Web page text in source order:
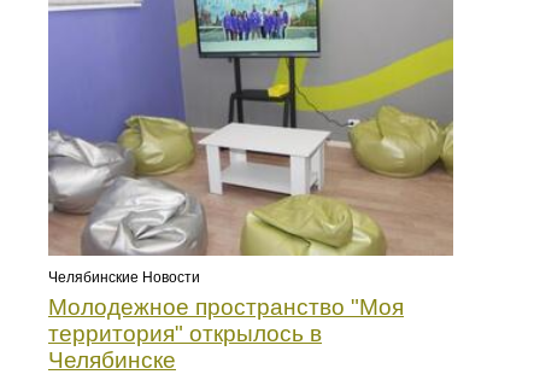
Челябинские Новости
Молодежное пространство "Моя
территория" открылось в
Челябинске